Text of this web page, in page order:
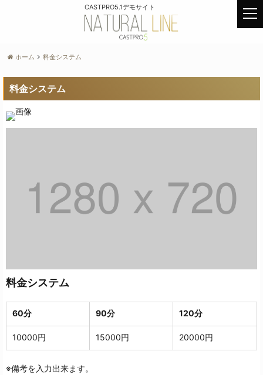
CASTPRO5.1デモサイト
ホーム 料金システム
料金システム
料金システム
60分 90分 120分
10000円 15000円 20000円
※備考を入力出来ます。
t
o
e
a